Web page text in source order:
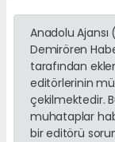
Anadolu Ajansı
Demirören
tarafından
editörlerinin
çekilmektedir.
muhataplar
bir editörü